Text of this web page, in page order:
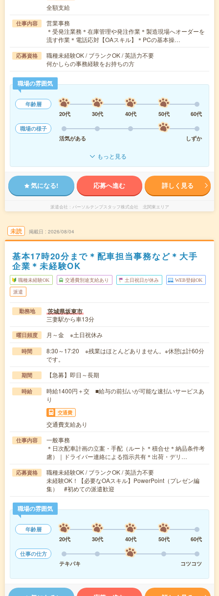
全額支給
仕事内容
営業事務
＊受発注業務＊在庫管理や発注作業＊製造現場へオーダーを
流す作業＊電話応対【OAスキル】＊PCの基本操…
応募資格
職種未経験OK / ブランクOK / 英語力不要
何かしらの事務経験をお持ちの方
職場の雰囲気
年齢層
20代
30代 40代 50代
60代
職場の様子
活気がある
しずか
もっと見る
気になる! 応募へ進む 詳しく見る
派遣会社 パーソルテンプスタッフ株式会社 北関東エリア
未読 掲載日 2026/08/04
基本17時20分まで＊配車担当事務など＊大手
企業＊未経験OK
職種未経験OK 交通費別途支給あり 土日祝日が休み WEB登録OK
派遣
勤務地 茨城県坂東市
三妻駅から車13分
曜日頻度 月～金 ※土日祝休み
時間
8:30～17:20 ※残業はほとんどありません。※休憩は計60分
です。
期間 【急募】即日～長期
時給
時給1400円＋交 ■給与の前払いが可能な速払いサービスあ
り
交通費
交通費支給あり
仕事内容
一般事務
＊日次配車計画の立案・手配（ルート＊積合せ＊納品条件考
慮）｜ドライバー連絡による指示共有＊出荷・デリ…
応募資格
職種未経験OK / ブランクOK / 英語力不要
未経験OK！【必要なOAスキル】PowerPoint（プレゼン編
集） #初めての派遣歓迎
職場の雰囲気
年齢層
20代
30代 40代 50代
60代
仕事の仕方
テキパキ
コツコツ